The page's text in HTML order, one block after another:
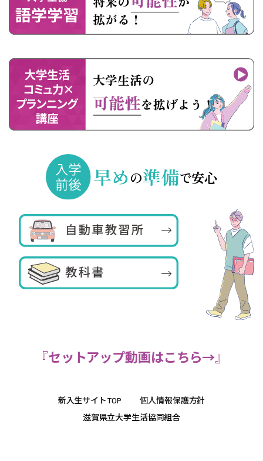
早めの準備で安心
『セットアップ動画はこちら→』
新入生サイトTOP
個人情報保護方針
滋賀県立大学生活協同組合